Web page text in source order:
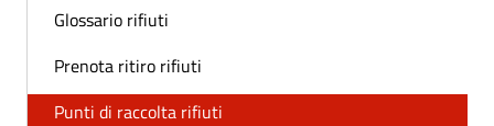
Glossario rifiuti
Prenota ritiro rifiuti
Punti di raccolta rifiuti